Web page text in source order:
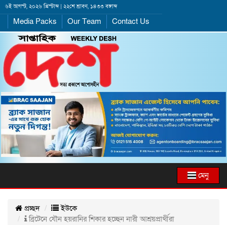
৬ই আগস্ট, ২০২৬ খ্রিস্টাব্দ | ২২শে শ্রাবণ, ১৪৩৩ বঙ্গাব্দ
Media Packs Our Team Contact Us
মেনু
প্রচ্ছদ
ইউকে
ব্রিটেনে যৌন হয়রানির শিকার হচ্ছেন নারী আশ্রয়প্রার্থীরা